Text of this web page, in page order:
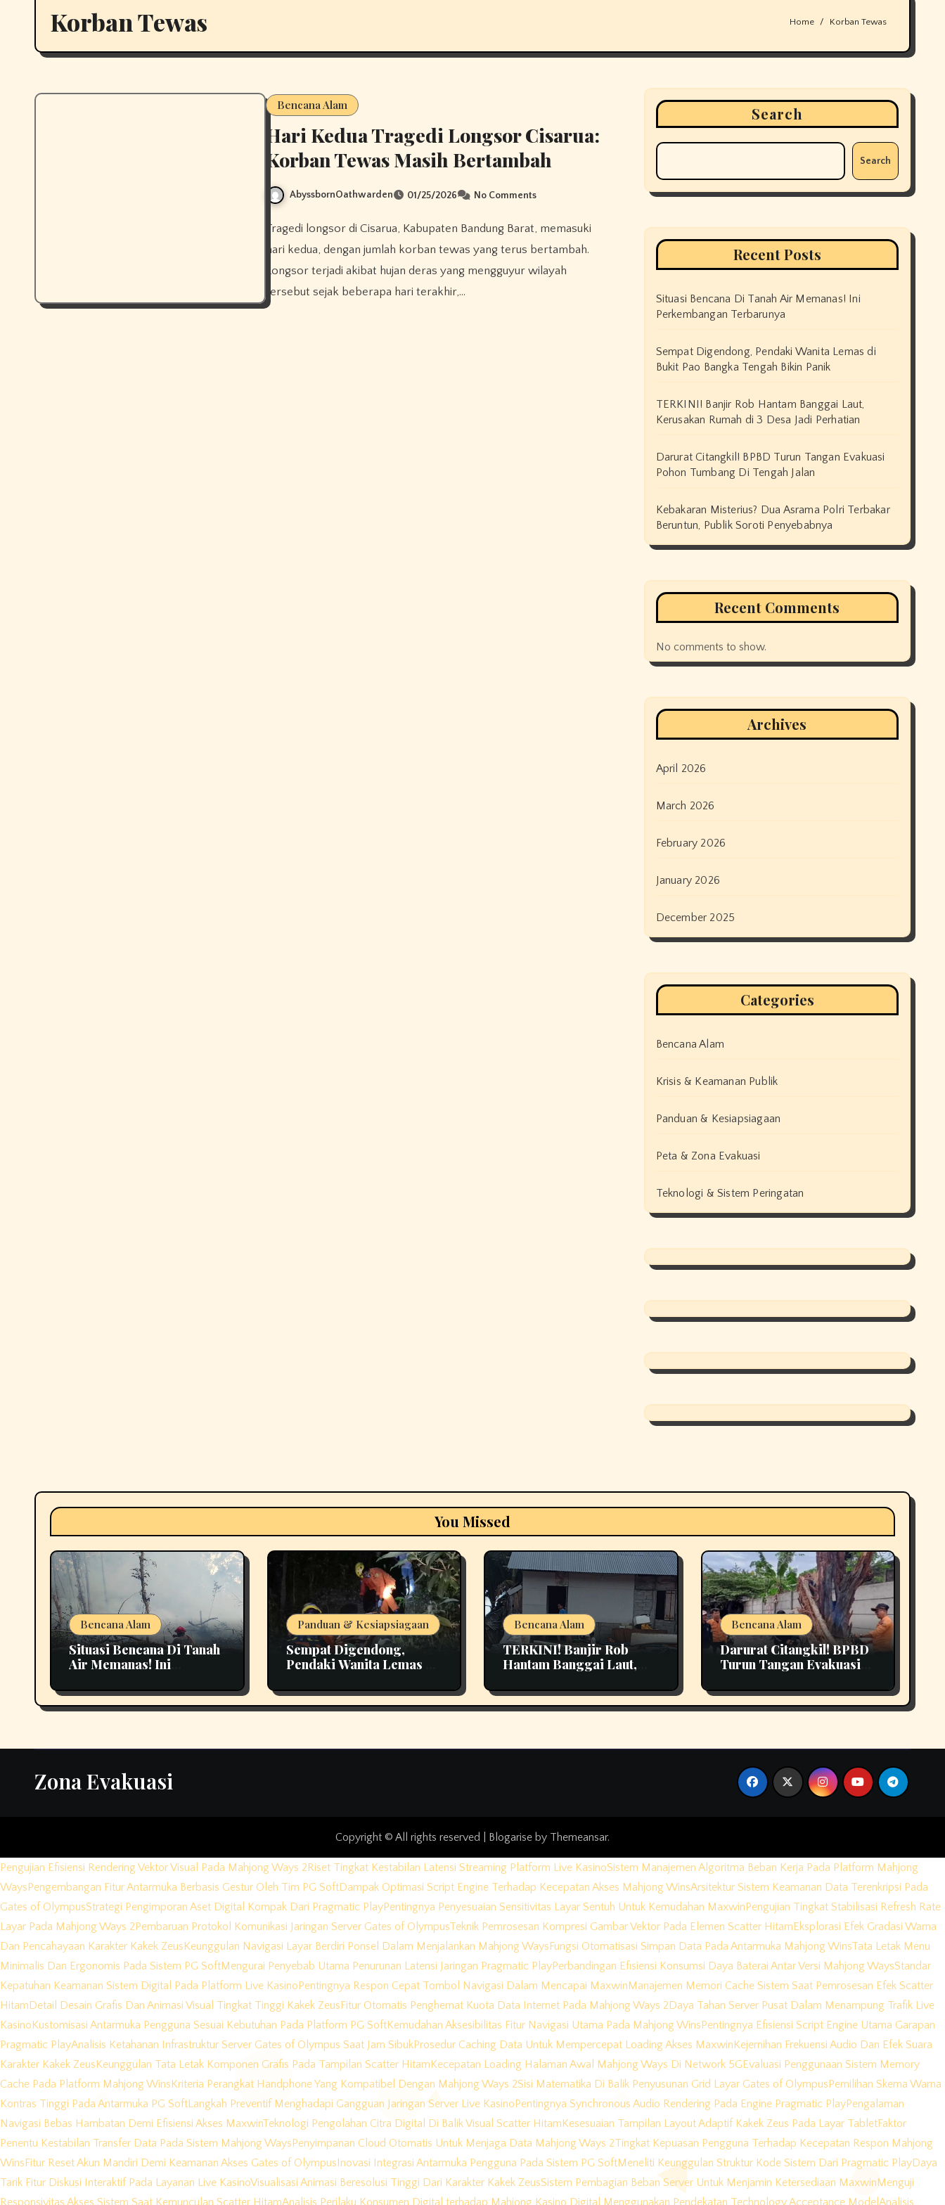
Korban Tewas Home Korban Tewas
Bencana Alam
Hari Kedua Tragedi Longsor Cisarua:
Korban Tewas Masih Bertambah
AbyssbornOathwarden 01/25/2026 No Comments
Tragedi longsor di Cisarua, Kabupaten Bandung Barat, memasuki
hari kedua, dengan jumlah korban tewas yang terus bertambah.
Longsor terjadi akibat hujan deras yang mengguyur wilayah
tersebut sejak beberapa hari terakhir,…
Search
Search
Recent Posts
Situasi Bencana Di Tanah Air Memanas! Ini
Perkembangan Terbarunya
Sempat Digendong, Pendaki Wanita Lemas di
Bukit Pao Bangka Tengah Bikin Panik
TERKINI! Banjir Rob Hantam Banggai Laut,
Kerusakan Rumah di 3 Desa Jadi Perhatian
Darurat Citangkil! BPBD Turun Tangan Evakuasi
Pohon Tumbang Di Tengah Jalan
Kebakaran Misterius? Dua Asrama Polri Terbakar
Beruntun, Publik Soroti Penyebabnya
Recent Comments
No comments to show.
Archives
April 2026
March 2026
February 2026
January 2026
December 2025
Categories
Bencana Alam
Krisis & Keamanan Publik
Panduan & Kesiapsiagaan
Peta & Zona Evakuasi
Teknologi & Sistem Peringatan
You Missed
Bencana Alam
Situasi Bencana Di Tanah
Air Memanas! Ini
Terbarunya
Panduan & Kesiapsiagaan
Sempat Digendong,
Pendaki Wanita Lemas di
Bikin Panik
Bencana Alam
TERKINI! Banjir Rob
Hantam Banggai Laut,
Desa Jadi Perhatian
Bencana Alam
Darurat Citangkil! BPBD
Turun Tangan Evakuasi
Tengah Jalan
Zona Evakuasi
Copyright © All rights reserved Blogarise by Themeansar.
Pengujian Efisiensi Rendering Vektor Visual Pada Mahjong Ways 2Riset Tingkat Kestabilan Latensi Streaming Platform Live KasinoSistem Manajemen Algoritma Beban Kerja Pada Platform Mahjong
WaysPengembangan Fitur Antarmuka Berbasis Gestur Oleh Tim PG SoftDampak Optimasi Script Engine Terhadap Kecepatan Akses Mahjong WinsArsitektur Sistem Keamanan Data Terenkripsi Pada
Gates of OlympusStrategi Pengimporan Aset Digital Kompak Dari Pragmatic PlayPentingnya Penyesuaian Sensitivitas Layar Sentuh Untuk Kemudahan MaxwinPengujian Tingkat Stabilisasi Refresh Rate
Layar Pada Mahjong Ways 2Pembaruan Protokol Komunikasi Jaringan Server Gates of OlympusTeknik Pemrosesan Kompresi Gambar Vektor Pada Elemen Scatter HitamEksplorasi Efek Gradasi Warna
Dan Pencahayaan Karakter Kakek ZeusKeunggulan Navigasi Layar Berdiri Ponsel Dalam Menjalankan Mahjong WaysFungsi Otomatisasi Simpan Data Pada Antarmuka Mahjong WinsTata Letak Menu
Minimalis Dan Ergonomis Pada Sistem PG SoftMengurai Penyebab Utama Penurunan Latensi Jaringan Pragmatic PlayPerbandingan Efisiensi Konsumsi Daya Baterai Antar Versi Mahjong WaysStandar
Kepatuhan Keamanan Sistem Digital Pada Platform Live KasinoPentingnya Respon Cepat Tombol Navigasi Dalam Mencapai MaxwinManajemen Memori Cache Sistem Saat Pemrosesan Efek Scatter
HitamDetail Desain Grafis Dan Animasi Visual Tingkat Tinggi Kakek ZeusFitur Otomatis Penghemat Kuota Data Internet Pada Mahjong Ways 2Daya Tahan Server Pusat Dalam Menampung Trafik Live
KasinoKustomisasi Antarmuka Pengguna Sesuai Kebutuhan Pada Platform PG SoftKemudahan Aksesibilitas Fitur Navigasi Utama Pada Mahjong WinsPentingnya Efisiensi Script Engine Utama Garapan
Pragmatic PlayAnalisis Ketahanan Infrastruktur Server Gates of Olympus Saat Jam SibukProsedur Caching Data Untuk Mempercepat Loading Akses MaxwinKejernihan Frekuensi Audio Dan Efek Suara
Karakter Kakek ZeusKeunggulan Tata Letak Komponen Grafis Pada Tampilan Scatter HitamKecepatan Loading Halaman Awal Mahjong Ways Di Network 5GEvaluasi Penggunaan Sistem Memory
Cache Pada Platform Mahjong WinsKriteria Perangkat Handphone Yang Kompatibel Dengan Mahjong Ways 2Sisi Matematika Di Balik Penyusunan Grid Layar Gates of OlympusPemilihan Skema Warna
Kontras Tinggi Pada Antarmuka PG SoftLangkah Preventif Menghadapi Gangguan Jaringan Server Live KasinoPentingnya Synchronous Audio Rendering Pada Engine Pragmatic PlayPengalaman
Navigasi Bebas Hambatan Demi Efisiensi Akses MaxwinTeknologi Pengolahan Citra Digital Di Balik Visual Scatter HitamKesesuaian Tampilan Layout Adaptif Kakek Zeus Pada Layar TabletFaktor
Penentu Kestabilan Transfer Data Pada Sistem Mahjong WaysPenyimpanan Cloud Otomatis Untuk Menjaga Data Mahjong Ways 2Tingkat Kepuasan Pengguna Terhadap Kecepatan Respon Mahjong
WinsFitur Reset Akun Mandiri Demi Keamanan Akses Gates of OlympusInovasi Integrasi Antarmuka Pengguna Pada Sistem PG SoftMeneliti Keunggulan Struktur Kode Sistem Dari Pragmatic PlayDaya
Tarik Fitur Diskusi Interaktif Pada Layanan Live KasinoVisualisasi Animasi Beresolusi Tinggi Dari Karakter Kakek ZeusSistem Pembagian Beban Server Untuk Menjamin Ketersediaan MaxwinMenguji
Responsivitas Akses Sistem Saat Kemunculan Scatter HitamAnalisis Perilaku Konsumen Digital terhadap Mahjong Kasino Digital Menggunakan Pendekatan Technology Acceptance Model Analisis